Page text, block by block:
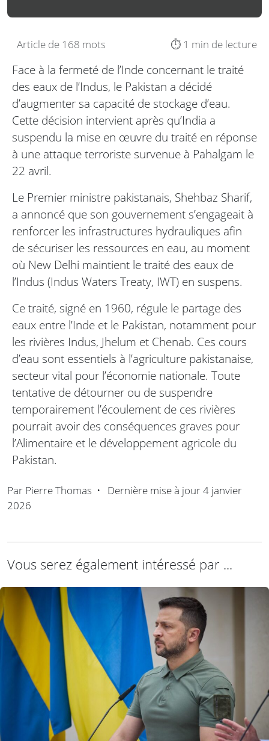
Article de 168 mots ⏱️ 1 min de lecture
Face à la fermeté de l’Inde concernant le traité
des eaux de l’Indus, le Pakistan a décidé
d’augmenter sa capacité de stockage d’eau.
Cette décision intervient après qu’India a
suspendu la mise en œuvre du traité en réponse
à une attaque terroriste survenue à Pahalgam le
22 avril.
Le Premier ministre pakistanais, Shehbaz Sharif,
a annoncé que son gouvernement s’engageait à
renforcer les infrastructures hydrauliques afin
de sécuriser les ressources en eau, au moment
où New Delhi maintient le traité des eaux de
l’Indus (Indus Waters Treaty, IWT) en suspens.
Ce traité, signé en 1960, régule le partage des
eaux entre l’Inde et le Pakistan, notamment pour
les rivières Indus, Jhelum et Chenab. Ces cours
d’eau sont essentiels à l’agriculture pakistanaise,
secteur vital pour l’économie nationale. Toute
tentative de détourner ou de suspendre
temporairement l’écoulement de ces rivières
pourrait avoir des conséquences graves pour
l’Alimentaire et le développement agricole du
Pakistan.
Par Pierre Thomas • Dernière mise à jour4 janvier
2026
Vous serez également intéressé par ...